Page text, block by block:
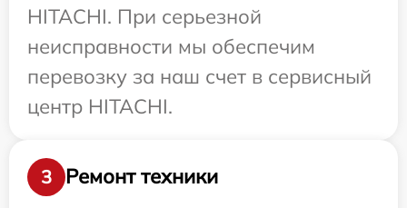
HITACHI. При серьезной
неисправности мы обеспечим
перевозку за наш счет в сервисный
центр HITACHI.
3 Ремонт техники